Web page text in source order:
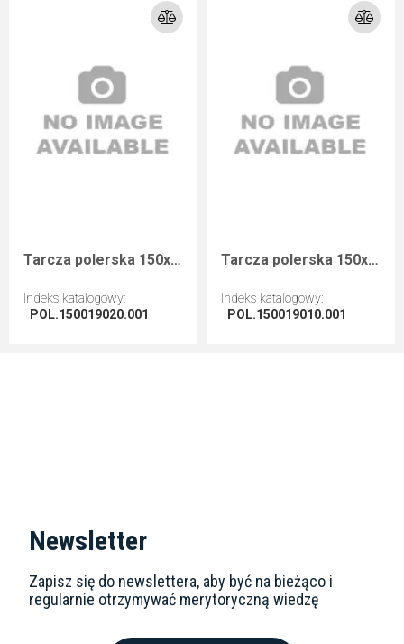
Tarcza polerska 150x19x20mm otwór HEX do okleiniarek
Indeks katalogowy:
POL.150019020.001
Tarcza polerska 150x19x10mm otwór HEX do okleiniarek Biesse, SCM
Indeks katalogowy:
POL.150019010.001
Newsletter
Zapisz się do newslettera, aby być na bieżąco i
regularnie otrzymywać merytoryczną wiedzę